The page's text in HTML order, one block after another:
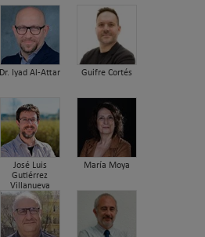
Dr. Iyad Al-Attar Guifre Cortés
José Luis
Gutiérrez
Villanueva
María Moya